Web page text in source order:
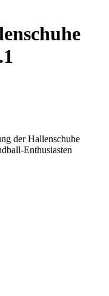
der Hallenschuhe
Enthusiasten